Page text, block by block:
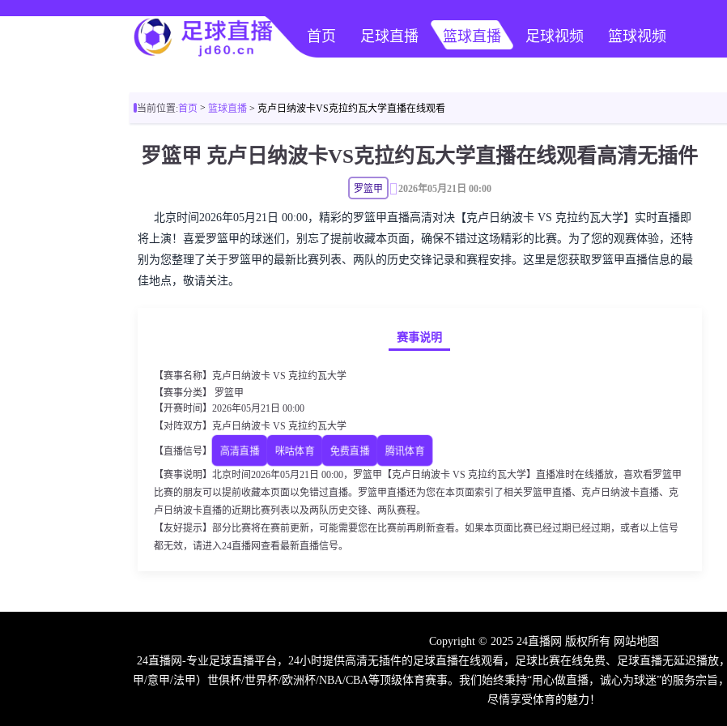
首页 足球直播 篮球直播 足球视频 篮球视频
当前位置:首页 > 篮球直播 > 克卢日纳波卡VS克拉约瓦大学直播在线观看
罗篮甲 克卢日纳波卡VS克拉约瓦大学直播在线观看高清无插件
罗篮甲 2026年05月21日 00:00
北京时间2026年05月21日 00:00，精彩的罗篮甲直播高清对决【克卢日纳波卡 VS 克拉约瓦大学】实时直播即
将上演！喜爱罗篮甲的球迷们，别忘了提前收藏本页面，确保不错过这场精彩的比赛。为了您的观赛体验，还特
别为您整理了关于罗篮甲的最新比赛列表、两队的历史交锋记录和赛程安排。这里是您获取罗篮甲直播信息的最
佳地点，敬请关注。
赛事说明
【赛事名称】克卢日纳波卡 VS 克拉约瓦大学
【赛事分类】 罗篮甲
【开赛时间】2026年05月21日 00:00
【对阵双方】克卢日纳波卡 VS 克拉约瓦大学
【直播信号】 高清直播 咪咕体育 免费直播 腾讯体育
【赛事说明】北京时间2026年05月21日 00:00，罗篮甲【克卢日纳波卡 VS 克拉约瓦大学】直播准时在线播放，喜欢看罗篮甲
比赛的朋友可以提前收藏本页面以免错过直播。罗篮甲直播还为您在本页面索引了相关罗篮甲直播、克卢日纳波卡直播、克
卢日纳波卡直播的近期比赛列表以及两队历史交锋、两队赛程。
【友好提示】部分比赛将在赛前更新，可能需要您在比赛前再刷新查看。如果本页面比赛已经过期已经过期，或者以上信号
都无效，请进入24直播网查看最新直播信号。
Copyright © 2025 24直播网 版权所有 网站地图
24直播网-专业足球直播平台，24小时提供高清无插件的足球直播在线观看，足球比赛在线免费、足球直播无延迟播放
甲/意甲/法甲）世俱杯/世界杯/欧洲杯/NBA/CBA等顶级体育赛事。我们始终秉持“用心做直播，诚心为球迷”的服务宗旨
尽情享受体育的魅力！